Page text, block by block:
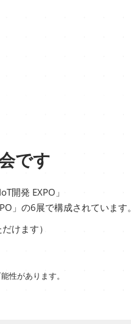
です
開発 EXPO」
」の6展で構成されています。
けます）
性があります。